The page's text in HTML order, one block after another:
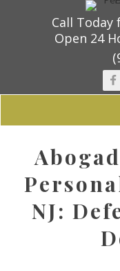
Call Today
Open 24
NJ: